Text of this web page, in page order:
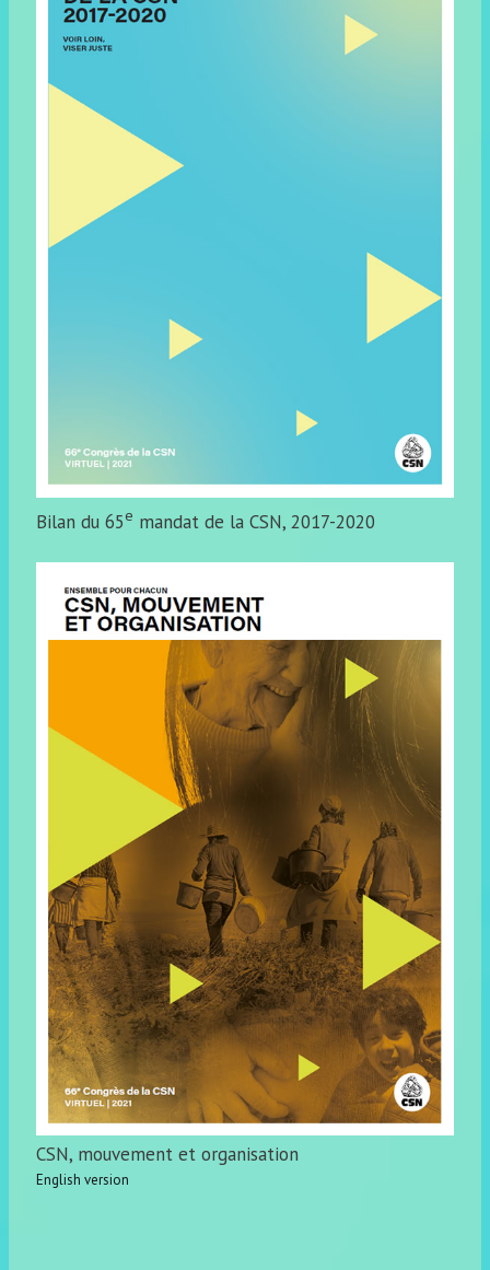
Bilan du 65e mandat de la CSN, 2017-2020
CSN, mouvement et organisation
English version